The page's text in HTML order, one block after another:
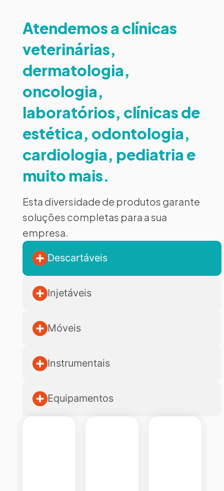
Atendemos a clínicas
veterinárias,
dermatologia,
oncologia,
laboratórios, clínicas de
estética, odontologia,
cardiologia, pediatria e
muito mais.
Esta diversidade de produtos garante
soluções completas para a sua
empresa.
Descartáveis
Injetáveis
Móveis
Instrumentais
Equipamentos